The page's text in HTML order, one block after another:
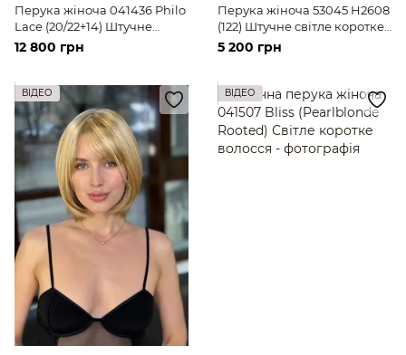
Перука жіноча 041436 Philo
Lace (20/22+14) Штучне
світле волосся середньої
довжини
12 800 грн
Перука жіноча 53045 H2608
(122) Штучне світле коротке
волосся
5 200 грн
ВІДЕО ВІДЕО